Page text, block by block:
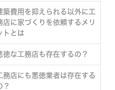
築費用を抑えられる以外に工
店に家づくりを依頼するメリ
トとは
徳な工務店も存在するの？
務店にも悪徳業者は存在する
？